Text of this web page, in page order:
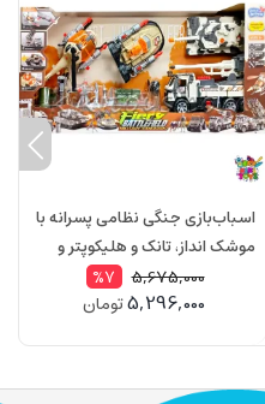
اسباب‌بازی جنگی نظامی پسرانه با
موشک انداز، تانک و هلیکوپتر و
سرباز با تجهیزات موزیکال WAR
5,675,000
%7
5,296,000تومان